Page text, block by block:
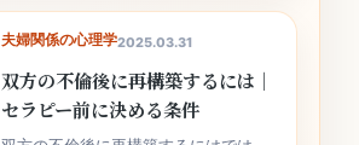
夫婦関係の心理学2025.03.31
双方の不倫後に再構築するには｜
セラピー前に決める条件